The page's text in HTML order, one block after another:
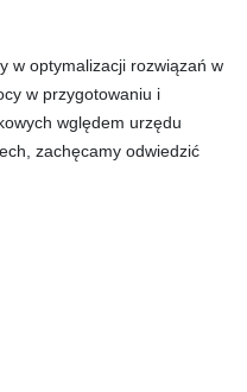
w optymalizacji rozwiązań w
w przygotowaniu i
wględem urzędu
zachęcamy odwiedzić